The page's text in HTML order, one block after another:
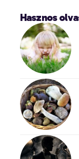
Hasznos